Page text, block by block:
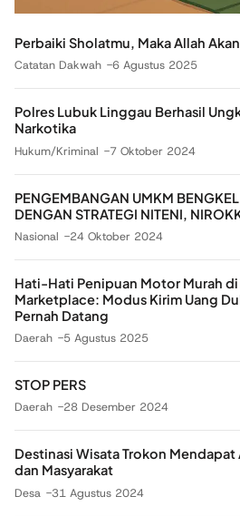
Perbaiki Sholatmu, Maka Allah
Catatan Dakwah 6 Agustus 2025
Polres Lubuk Linggau Berhasil
Narkotika
Hukum/Kriminal 7 Oktober 2024
PENGEMBANGAN UMKM
DENGAN STRATEGI NITENI,
Nasional 24 Oktober 2024
Hati-Hati Penipuan Motor Murah
Marketplace: Modus Kirim Uang
Pernah Datang
Daerah 5 Agustus 2025
STOP PERS
Daerah 28 Desember 2024
Destinasi Wisata Trokon Mendapat
dan Masyarakat
Desa 31 Agustus 2024